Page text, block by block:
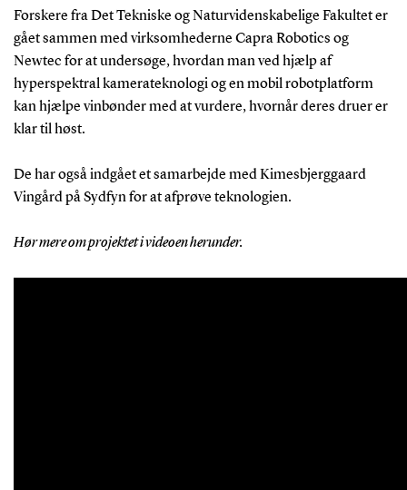
Forskere fra Det Tekniske og Naturvidenskabelige Fakultet er
gået sammen med virksomhederne Capra Robotics og
Newtec for at undersøge, hvordan man ved hjælp af
hyperspektral kamerateknologi og en mobil robotplatform
kan hjælpe vinbønder med at vurdere, hvornår deres druer er
klar til høst.
De har også indgået et samarbejde med Kimesbjerggaard
Vingård på Sydfyn for at afprøve teknologien.
Hør mere om projektet i videoen herunder.